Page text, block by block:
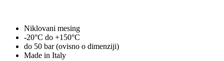
Niklovani mesing
-20°C do +150°C
do 50 bar (ovisno o dimenziji)
Made in Italy